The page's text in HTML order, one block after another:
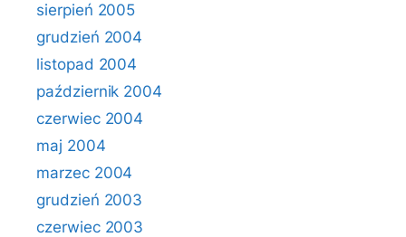
sierpień 2005
grudzień 2004
listopad 2004
październik 2004
czerwiec 2004
maj 2004
marzec 2004
grudzień 2003
czerwiec 2003